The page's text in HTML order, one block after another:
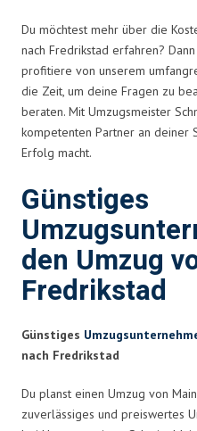
Du möchtest mehr über die
nach Fredrikstad erfahren? Dann
profitiere von unserem
die Zeit, um deine Fragen zu
beraten. Mit Umzugsmeister
kompetenten Partner an deiner
Erfolg macht.
Günstiges
den Umzug
Fredrikstad
Günstiges
nach Fredrikstad
Du planst einen Umzug von
zuverlässiges und preiswertes